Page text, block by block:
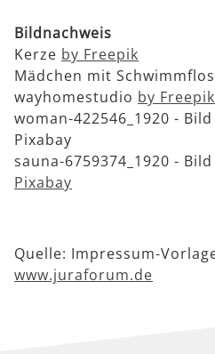
Bildnachweis
Kerze by Freepik
Mädchen mit
wayhomestudio by Freepik
woman-422546_1920 -
Pixabay
sauna-6759374_1920 -
Pixabay
Quelle: Impressum-
www.juraforum.de